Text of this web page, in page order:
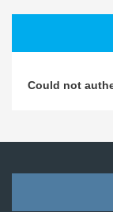
NO
Koe ในแ
รัฐอาจเ
Could not